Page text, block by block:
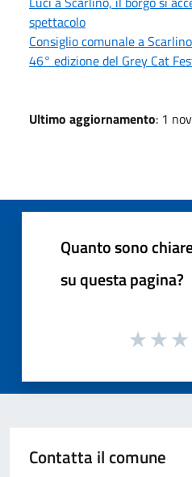
spettacolo
Consiglio comunale a
46° edizione del Grey Cat
Ultimo aggiornamento: 1
Quanto sono
su questa pagina?
Contatta il comune